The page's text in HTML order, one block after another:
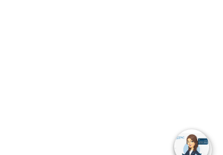
Horário de Funcionamento